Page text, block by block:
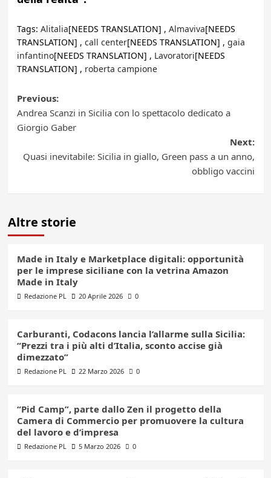
Tags: Alitalia[NEEDS TRANSLATION] , Almaviva[NEEDS
TRANSLATION] , call center[NEEDS TRANSLATION] , gaia
infantino[NEEDS TRANSLATION] , Lavoratori[NEEDS
TRANSLATION] , roberta campione
Post
navigation
Previous:
Andrea Scanzi in Sicilia con lo spettacolo dedicato a
Giorgio Gaber
Next:
Quasi inevitabile: Sicilia in giallo, Green pass a un anno,
obbligo vaccini
Altre storie
Made in Italy e Marketplace digitali: opportunità
per le imprese siciliane con la vetrina Amazon
Made in Italy
Redazione PL 20 Aprile 2026 0
Carburanti, Codacons lancia l’allarme sulla Sicilia:
“Prezzi tra i più alti d’Italia, sconto accise già
dimezzato”
Redazione PL 22 Marzo 2026 0
“Pid Camp”, parte dallo Zen il progetto della
Camera di Commercio per promuovere la cultura
del lavoro e d’impresa
Redazione PL 5 Marzo 2026 0